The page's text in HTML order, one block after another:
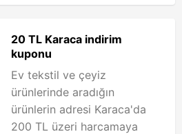
20 TL Karaca indirim
kuponu
Ev tekstil ve çeyiz
ürünlerinde aradığın
ürünlerin adresi Karaca'da
200 TL üzeri harcamaya